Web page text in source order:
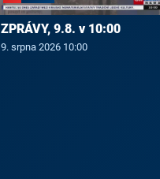
ZPRÁVY, 9.8. v 10:00
9. srpna 2026 10:00